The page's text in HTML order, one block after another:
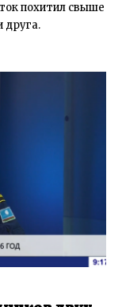
похитил свыше
друга.